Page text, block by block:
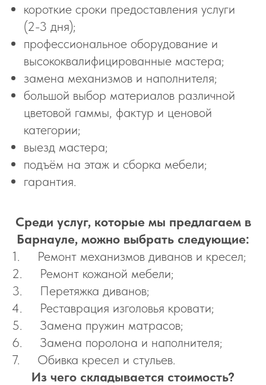
короткие сроки предоставления услуги
(2-3 дня);
профессиональное оборудование и
высококвалифицированные мастера;
замена механизмов и наполнителя;
большой выбор материалов различной
цветовой гаммы, фактур и ценовой
категории;
выезд мастера;
подъём на этаж и сборка мебели;
гарантия.
Среди услуг, которые мы предлагаем в
Барнауле, можно выбрать следующие:
1. Ремонт механизмов диванов и кресел;
2. Ремонт кожаной мебели;
3. Перетяжка диванов;
4. Реставрация изголовья кровати;
5. Замена пружин матрасов;
6. Замена поролона и наполнителя;
7. Обивка кресел и стульев.
Из чего складывается стоимость?